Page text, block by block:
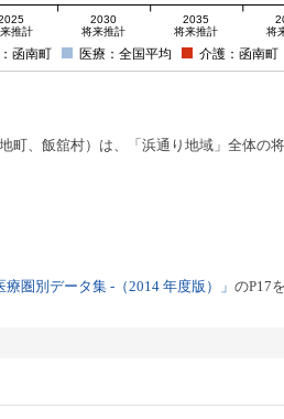
推計
2030
将来推計
2035
将来推計
将
函南町 医療：全国平均 介護：函南町
、飯舘村）は、「浜通り地域」全体の
圏別データ集 -（2014 年度版）」のP17